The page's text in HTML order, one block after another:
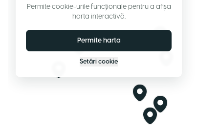
Permite cookie-urile funcționale pentru a afișa
harta interactivă.
Permite harta
Setări cookie